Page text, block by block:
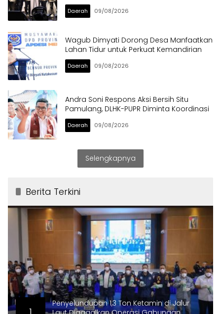
Daerah 09/08/2026
Wagub Dimyati Dorong Desa Manfaatkan
Lahan Tidur untuk Perkuat Kemandirian
Daerah 09/08/2026
Andra Soni Respons Aksi Bersih Situ
Pamulang, DLHK-PUPR Diminta Koordinasi
Daerah 09/08/2026
Selengkapnya
Berita Terkini
Penyelundupan 1,3 Ton Ketamin di Jalur